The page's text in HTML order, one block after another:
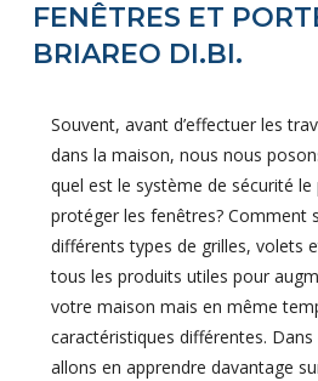
FENÊTRES ET
BRIAREO DI.BI.
Souvent, avant d’effectuer les
dans la maison, nous nous
quel est le système de sécurité
protéger les fenêtres? Comment
différents types de grilles, volets
tous les produits utiles pour
votre maison mais en même
caractéristiques différentes.
allons en apprendre davantage